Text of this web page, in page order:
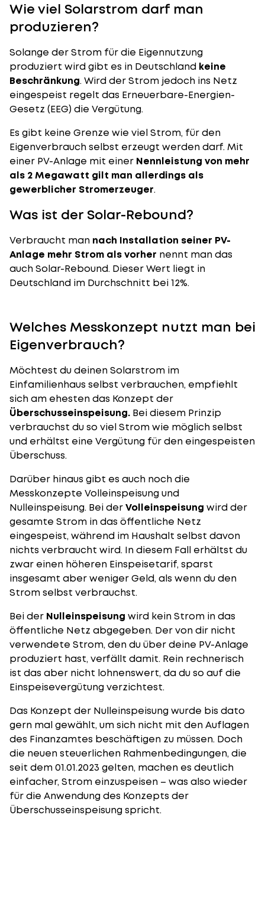
Wie viel Solarstrom darf man
produzieren?
Solange der Strom für die Eigennutzung
produziert wird gibt es in Deutschland keine
Beschränkung. Wird der Strom jedoch ins Netz
eingespeist regelt das Erneuerbare-Energien-
Gesetz (EEG) die Vergütung.
Es gibt keine Grenze wie viel Strom, für den
Eigenverbrauch selbst erzeugt werden darf. Mit
einer PV-Anlage mit einer Nennleistung von mehr
als 2 Megawatt gilt man allerdings als
gewerblicher Stromerzeuger.
Was ist der Solar-Rebound?
Verbraucht man nach Installation seiner PV-
Anlage mehr Strom als vorher nennt man das
auch Solar-Rebound. Dieser Wert liegt in
Deutschland im Durchschnitt bei 12%.
Welches Messkonzept nutzt man bei
Eigenverbrauch?
Möchtest du deinen Solarstrom im
Einfamilienhaus selbst verbrauchen, empfiehlt
sich am ehesten das Konzept der
Überschusseinspeisung. Bei diesem Prinzip
verbrauchst du so viel Strom wie möglich selbst
und erhältst eine Vergütung für den eingespeisten
Überschuss.
Darüber hinaus gibt es auch noch die
Messkonzepte Volleinspeisung und
Nulleinspeisung. Bei derVolleinspeisung wird der
gesamte Strom in das öffentliche Netz
eingespeist, während im Haushalt selbst davon
nichts verbraucht wird. In diesem Fall erhältst du
zwar einen höheren Einspeisetarif, sparst
insgesamt aber weniger Geld, als wenn du den
Strom selbst verbrauchst.
Bei der Nulleinspeisung wird kein Strom in das
öffentliche Netz abgegeben. Der von dir nicht
verwendete Strom, den du über deine PV-Anlage
produziert hast, verfällt damit. Rein rechnerisch
ist das aber nicht lohnenswert, da du so auf die
Einspeisevergütung verzichtest.
Das Konzept der Nulleinspeisung wurde bis dato
gern mal gewählt, um sich nicht mit den Auflagen
des Finanzamtes beschäftigen zu müssen. Doch
die neuen steuerlichen Rahmenbedingungen, die
seit dem 01.01.2023 gelten, machen es deutlich
einfacher, Strom einzuspeisen – was also wieder
für die Anwendung des Konzepts der
Überschusseinspeisung spricht.